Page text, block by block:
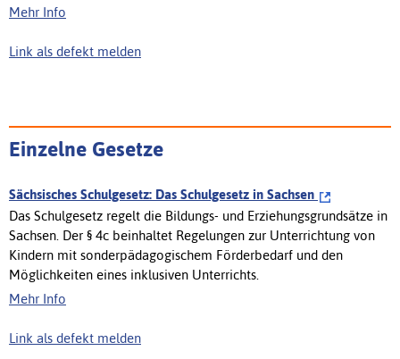
Mehr Info
Link als defekt melden
Einzelne Gesetze
Sächsisches Schulgesetz: Das Schulgesetz in Sachsen
Das Schulgesetz regelt die Bildungs- und Erziehungsgrundsätze in
Sachsen. Der § 4c beinhaltet Regelungen zur Unterrichtung von
Kindern mit sonderpädagogischem Förderbedarf und den
Möglichkeiten eines inklusiven Unterrichts.
Mehr Info
Link als defekt melden